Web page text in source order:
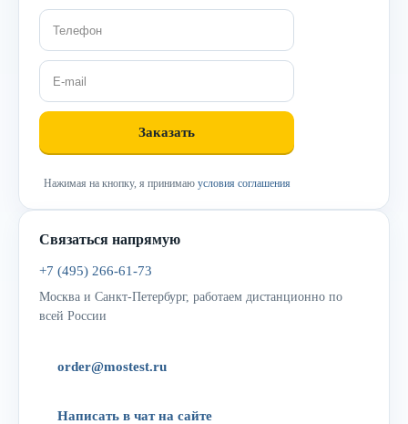
Нажимая на кнопку, я принимаю условия соглашения
Связаться напрямую
+7 (495) 266-61-73
Москва и Санкт-Петербург, работаем дистанционно по
всей России
order@mostest.ru
Написать в чат на сайте